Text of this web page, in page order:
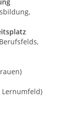
Lernumfeld)